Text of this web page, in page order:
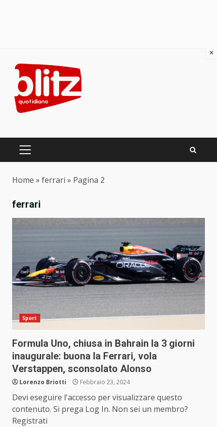
content
PRIMARY
Home » ferrari » Pagina 2
ferrari
Sport
Formula Uno, chiusa in Bahrain la 3 giorni
inaugurale: buona la Ferrari, vola
Verstappen, sconsolato Alonso
Lorenzo Briotti Febbraio 23, 2024
Devi eseguire l'accesso per visualizzare questo
contenuto. Si prega Log In. Non sei un membro?
Registrati
×